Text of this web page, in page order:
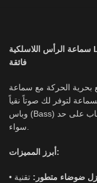
سماعة الرأس اللاسلكية LELISU LS-239: تجربة صوتية غامرة وراحة
فائقة
لتوفر لك صوتاً نقياً
وباس (Bass) عميقاً يلبي احتياجات عشاق الموسيقى والألعاب على حد
سواء.
أبرز المميزات:
• ضوضاء متطور: تقنية “Double Dark Noise Reduction”